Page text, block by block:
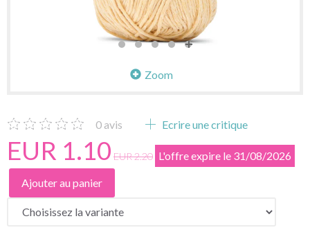
Zoom
0 avis Ecrire une critique
EUR 1.10 EUR 2.20 L'offre expire le 31/08/2026
Ajouter au panier